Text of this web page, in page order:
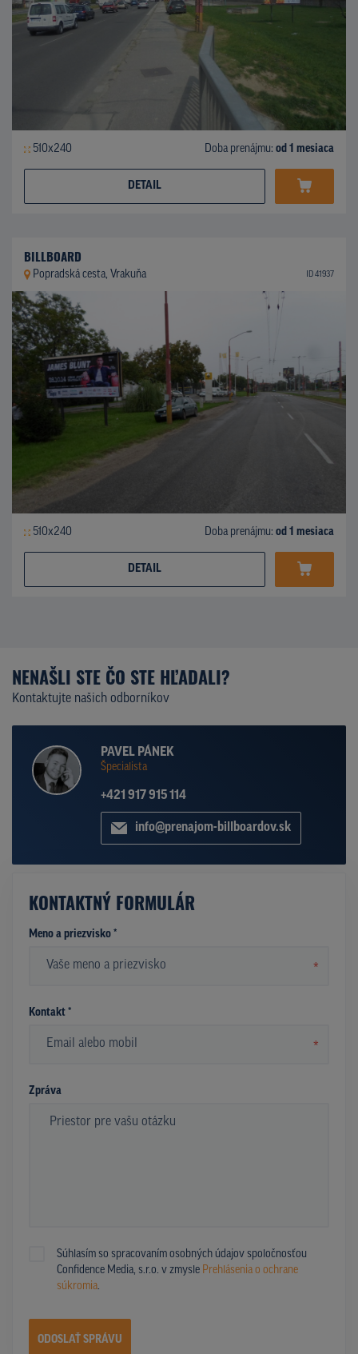
510x240 Doba prenájmu: od 1 mesiaca
DETAIL
BILLBOARD
Popradská cesta, Vrakuňa ID 41937
510x240 Doba prenájmu: od 1 mesiaca
DETAIL
NENAŠLI STE ČO STE HĽADALI?
Kontaktujte našich odborníkov
PAVEL PÁNEK
Špecialista
+421 917 915 114
info@prenajom-billboardov.sk
KONTAKTNÝ FORMULÁR
Meno a priezvisko *
*
Kontakt *
*
Zpráva
Súhlasím so spracovaním osobných údajov spoločnosťou
Confidence Media, s.r.o. v zmysle Prehlásenia o ochrane
súkromia.
ODOSLAŤ SPRÁVU